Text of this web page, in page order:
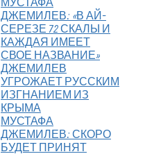
ДЖЕМИЛЕВ: «В АЙ-
СЕРЕЗЕ 72 СКАЛЫ И
КАЖДАЯ ИМЕЕТ
СВОЕ НАЗВАНИЕ»
ДЖЕМИЛЕВ
УГРОЖАЕТ РУССКИМ
ИЗГНАНИЕМ ИЗ
КРЫМА
МУСТАФА
ДЖЕМИЛЕВ: СКОРО
БУДЕТ ПРИНЯТ